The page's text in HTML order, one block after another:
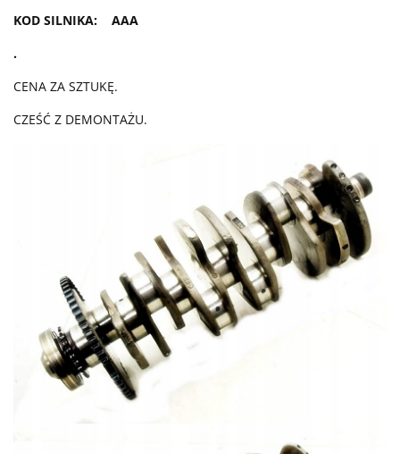
KOD SILNIKA: AAA
.
CENA ZA SZTUKĘ.
CZEŚĆ Z DEMONTAŻU.